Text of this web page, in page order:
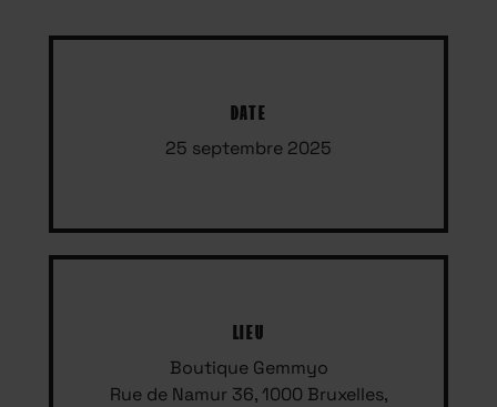
DATE
25 septembre 2025
LIEU
Boutique Gemmyo
Rue de Namur 36, 1000 Bruxelles,